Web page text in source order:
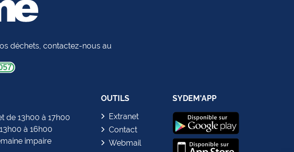
déchets, contactez-nous au
de 13h00 à 17h00
à 16h00
impaire
OUTILS
Extranet
Contact
Webmail
SYDEM'APP